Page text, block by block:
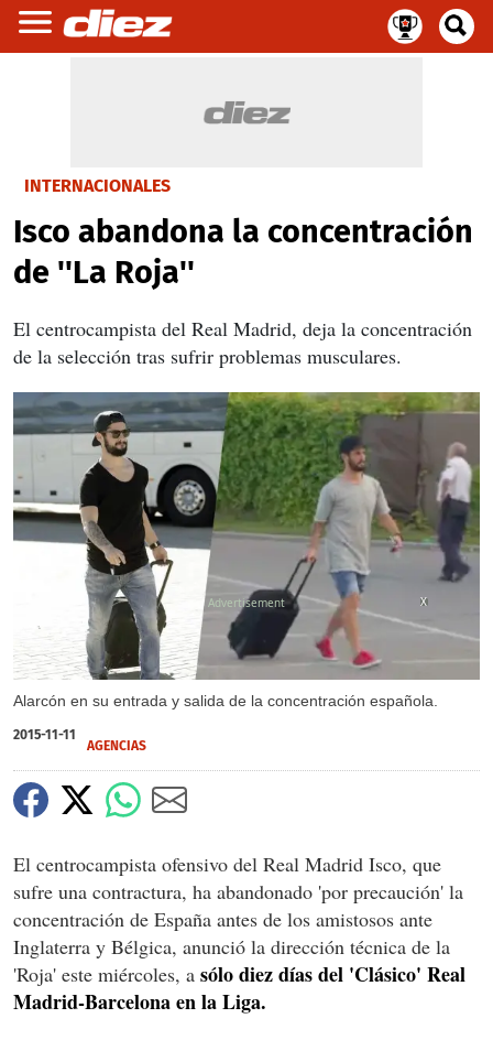
INTERNACIONALES
Isco abandona la concentración
de ''La Roja''
El centrocampista del Real Madrid, deja la concentración
de la selección tras sufrir problemas musculares.
Alarcón en su entrada y salida de la concentración española.
X
2015-11-11
AGENCIAS
El centrocampista ofensivo del Real Madrid Isco, que
sufre una contractura, ha abandonado 'por precaución' la
concentración de España antes de los amistosos ante
Inglaterra y Bélgica, anunció la dirección técnica de la
'Roja' este miércoles, a sólo diez días del 'Clásico' Real
Madrid-Barcelona en la Liga.